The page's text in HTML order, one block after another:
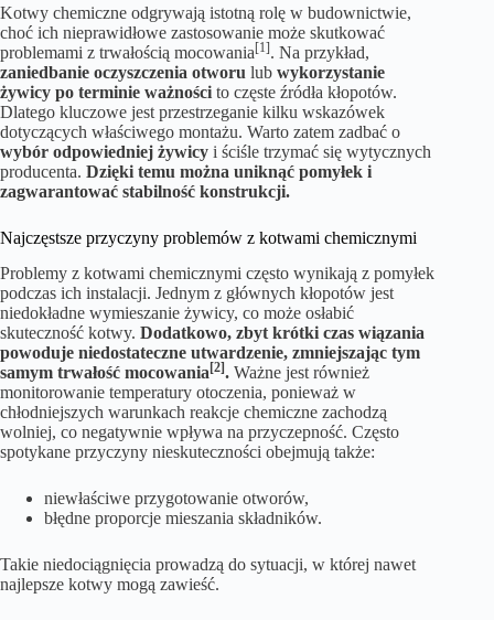
Kotwy chemiczne odgrywają istotną rolę w budownictwie,
choć ich nieprawidłowe zastosowanie może skutkować
problemami z trwałością mocowania[1]. Na przykład,
zaniedbanie oczyszczenia otworu lub wykorzystanie
żywicy po terminie ważności to częste źródła kłopotów.
Dlatego kluczowe jest przestrzeganie kilku wskazówek
dotyczących właściwego montażu. Warto zatem zadbać o
wybór odpowiedniej żywicy i ściśle trzymać się wytycznych
producenta. Dzięki temu można uniknąć pomyłek i
zagwarantować stabilność konstrukcji.
Najczęstsze przyczyny problemów z kotwami chemicznymi
Problemy z kotwami chemicznymi często wynikają z pomyłek
podczas ich instalacji. Jednym z głównych kłopotów jest
niedokładne wymieszanie żywicy, co może osłabić
skuteczność kotwy. Dodatkowo, zbyt krótki czas wiązania
powoduje niedostateczne utwardzenie, zmniejszając tym
samym trwałość mocowania [2]. Ważne jest również
monitorowanie temperatury otoczenia, ponieważ w
chłodniejszych warunkach reakcje chemiczne zachodzą
wolniej, co negatywnie wpływa na przyczepność. Często
spotykane przyczyny nieskuteczności obejmują także:
niewłaściwe przygotowanie otworów,
błędne proporcje mieszania składników.
Takie niedociągnięcia prowadzą do sytuacji, w której nawet
najlepsze kotwy mogą zawieść.